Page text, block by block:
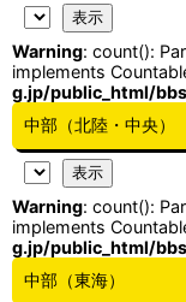
Warning: count():
implements
g.jp/public_html/
中部（北陸・中央）
Warning: count():
implements
g.jp/public_html/
中部（東海）